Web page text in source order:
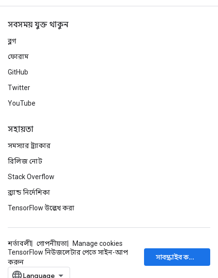
সবসময় যুক্ত থাকুন
ব্লগ
ফোরাম
GitHub
Twitter
YouTube
সহায়তা
সমস্যার ট্র্যাকার
রিলিজ নোট
Stack Overflow
ব্র্যান্ড নির্দেশিকা
TensorFlow উল্লেখ করা
শর্তাবলী গোপনীয়তা
Manage cookies
TensorFlow নিউজলেটার পেতে সাইন-আপ
করুন
সাবস্ক্রাইব করুন